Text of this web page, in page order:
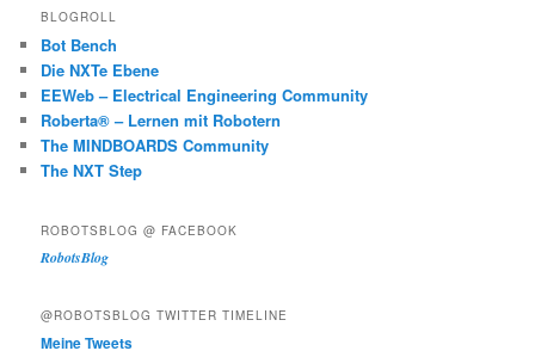
BLOGROLL
Bot Bench
Die NXTe Ebene
EEWeb – Electrical Engineering Community
Roberta® – Lernen mit Robotern
The MINDBOARDS Community
The NXT Step
ROBOTSBLOG @ FACEBOOK
RobotsBlog
@ROBOTSBLOG TWITTER TIMELINE
Meine Tweets